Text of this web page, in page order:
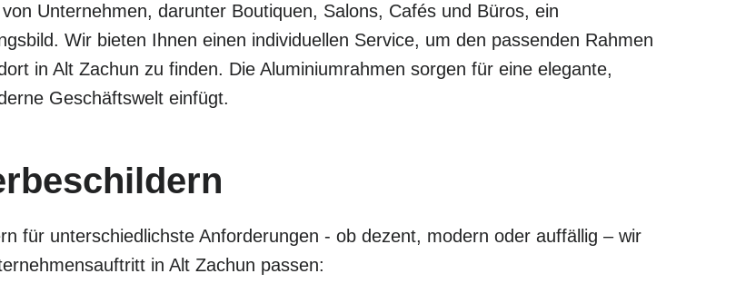
Unternehmen, darunter Boutiquen, Salons, Cafés und Büros, ein
Wir bieten Ihnen einen individuellen Service, um den passenden Rahmen
in Alt Zachun zu finden. Die Aluminiumrahmen sorgen für eine elegante,
Geschäftswelt einfügt.
für unterschiedlichste Anforderungen - ob dezent, modern oder auffällig – wir
in Alt Zachun passen: